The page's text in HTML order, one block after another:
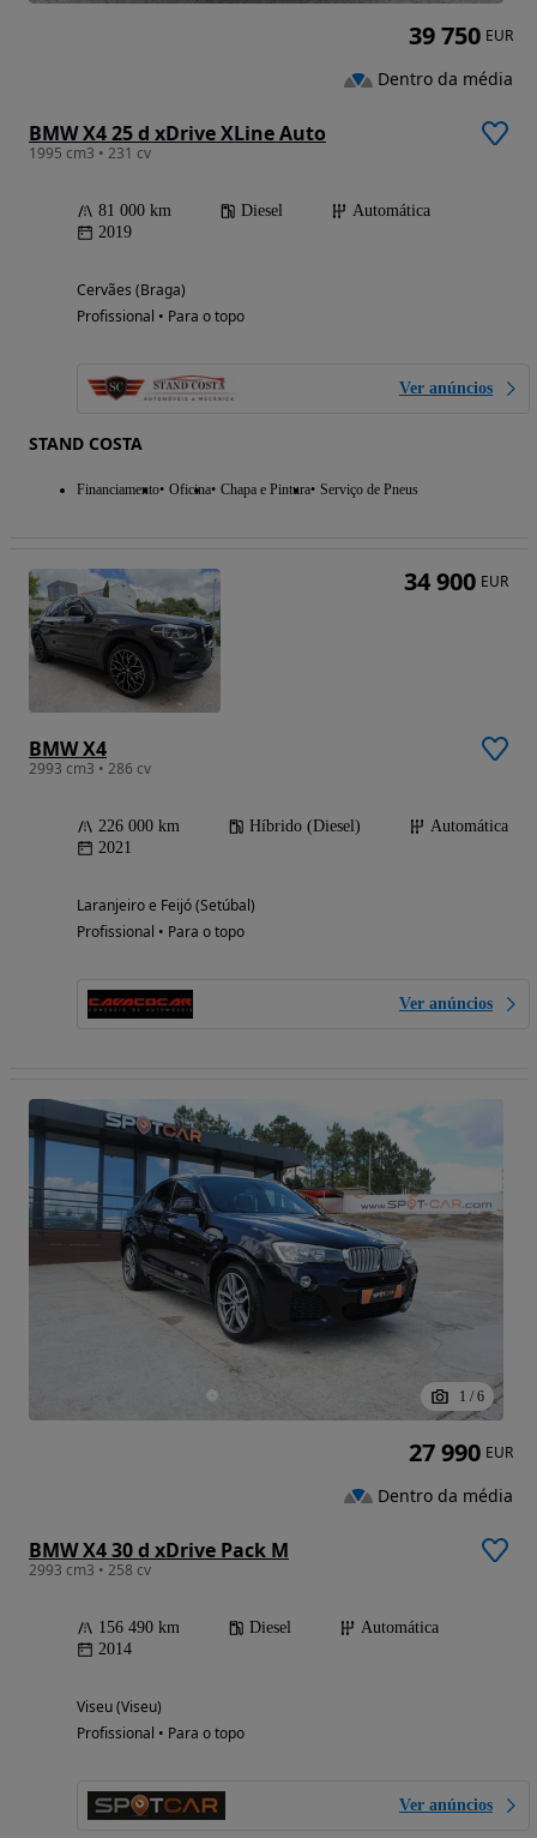
BMW X4 25 d xDrive XLine Auto
1995 cm3 • 231 cv
81 000 km Diesel
Automática
2019
Cervães (Braga)
Profissional • Para o topo
Ver anúncios
STAND COSTA
Financiamento Oficina Chapa e Pintura Serviço de Pneus
39 750 EUR
Dentro da média
BMW X4
2993 cm3 • 286 cv
226 000 km Híbrido (Diesel)
Automática
2021
Laranjeiro e Feijó (Setúbal)
Profissional • Para o topo
Ver anúncios
34 900 EUR
1 / 6
BMW X4 30 d xDrive Pack M
2993 cm3 • 258 cv
156 490 km Diesel
Automática
2014
Viseu (Viseu)
Profissional • Para o topo
Ver anúncios
27 990 EUR
Dentro da média